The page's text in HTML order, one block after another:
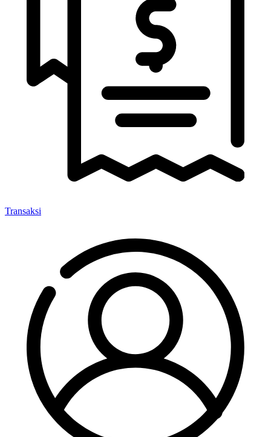
Transaksi